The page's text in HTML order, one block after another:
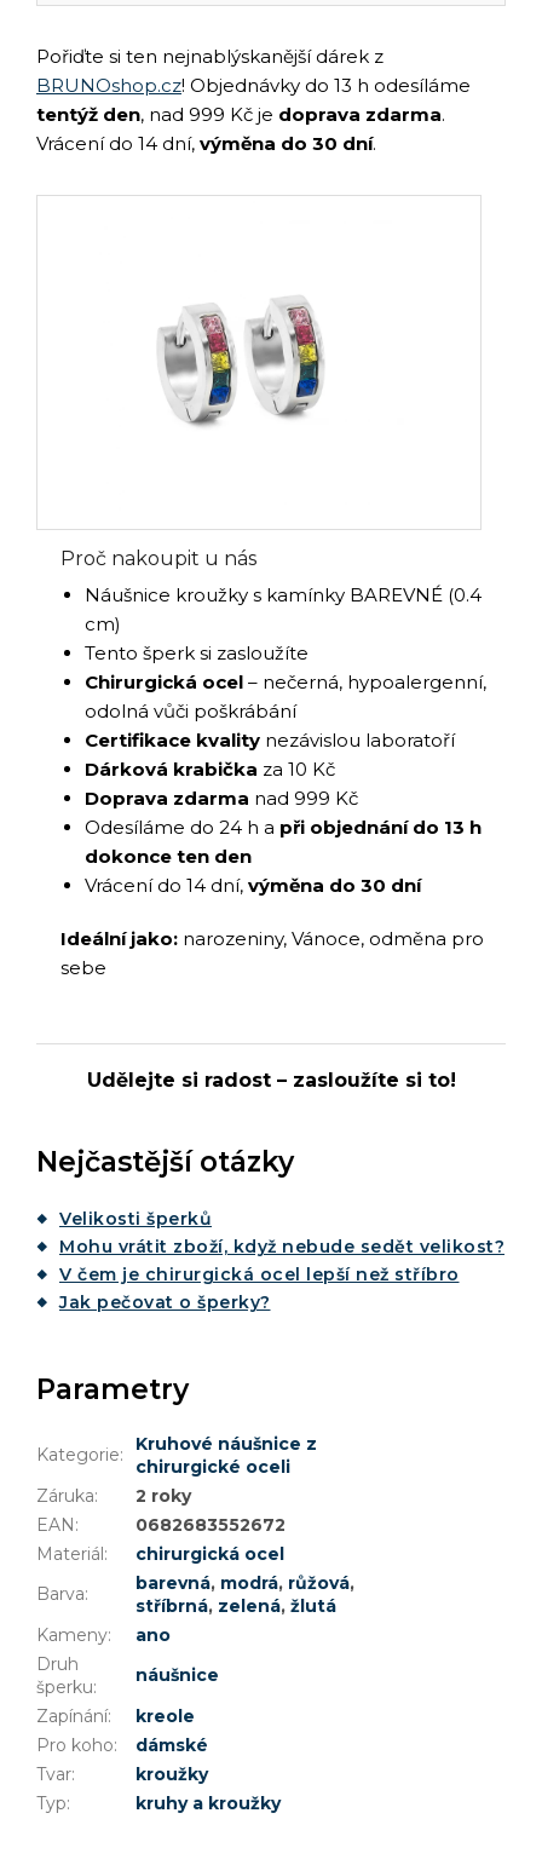
Pořiďte si ten nejnablýskanější dárek z
BRUNOshop.cz! Objednávky do 13 h odesíláme
tentýž den, nad 999 Kč je doprava zdarma.
Vrácení do 14 dní, výměna do 30 dní.
Proč nakoupit u nás
Náušnice kroužky s kamínky BAREVNÉ (0.4
cm)
Tento šperk si zasloužíte
Chirurgická ocel – nečerná, hypoalergenní,
odolná vůči poškrábání
Certifikace kvality nezávislou laboratoří
Dárková krabička za 10 Kč
Doprava zdarma nad 999 Kč
Odesíláme do 24 h a při objednání do 13 h
dokonce ten den
Vrácení do 14 dní, výměna do 30 dní
Ideální jako: narozeniny, Vánoce, odměna pro
sebe
Udělejte si radost – zasloužíte si to!
Nejčastější otázky
Velikosti šperků
Mohu vrátit zboží, když nebude sedět velikost?
V čem je chirurgická ocel lepší než stříbro
Jak pečovat o šperky?
Parametry
Kategorie:
Kruhové náušnice z
chirurgické oceli
Záruka:
2 roky
EAN:
0682683552672
Materiál:
chirurgická ocel
Barva: barevná, modrá, růžová,
stříbrná, zelená, žlutá
Kameny:
ano
Druh
šperku:
náušnice
Zapínání:
kreole
Pro koho:
dámské
Tvar:
kroužky
Typ: kruhy a kroužky